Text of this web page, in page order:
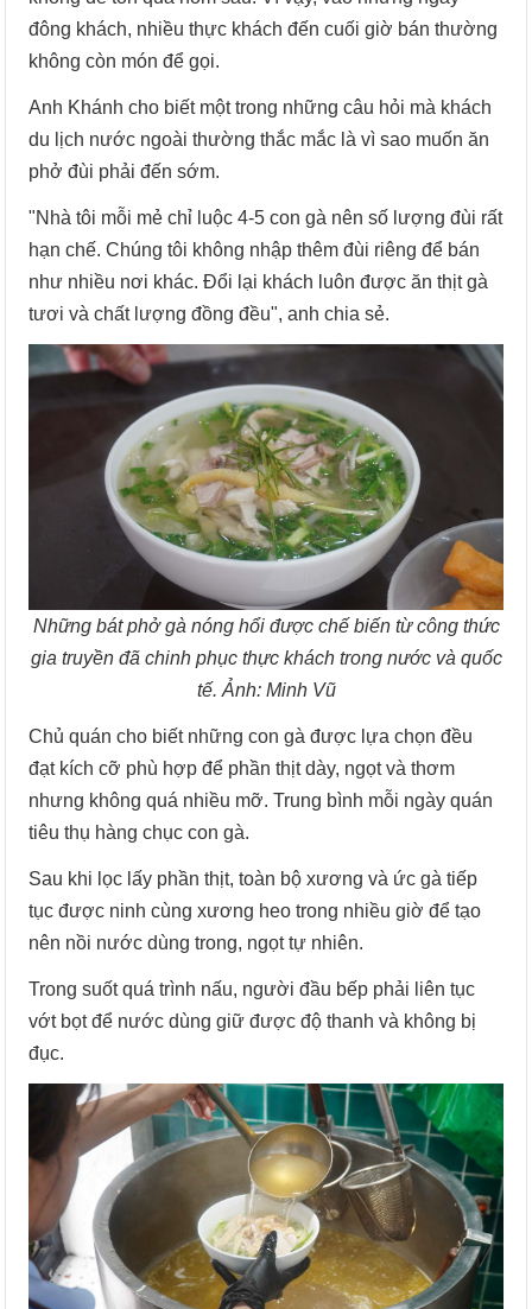
đông khách, nhiều thực khách đến cuối giờ bán thường
không còn món để gọi.
Anh Khánh cho biết một trong những câu hỏi mà khách
du lịch nước ngoài thường thắc mắc là vì sao muốn ăn
phở đùi phải đến sớm.
"Nhà tôi mỗi mẻ chỉ luộc 4-5 con gà nên số lượng đùi rất
hạn chế. Chúng tôi không nhập thêm đùi riêng để bán
như nhiều nơi khác. Đổi lại khách luôn được ăn thịt gà
tươi và chất lượng đồng đều", anh chia sẻ.
Những bát phở gà nóng hổi được chế biến từ công thức
gia truyền đã chinh phục thực khách trong nước và quốc
tế. Ảnh: Minh Vũ
Chủ quán cho biết những con gà được lựa chọn đều
đạt kích cỡ phù hợp để phần thịt dày, ngọt và thơm
nhưng không quá nhiều mỡ. Trung bình mỗi ngày quán
tiêu thụ hàng chục con gà.
Sau khi lọc lấy phần thịt, toàn bộ xương và ức gà tiếp
tục được ninh cùng xương heo trong nhiều giờ để tạo
nên nồi nước dùng trong, ngọt tự nhiên.
Trong suốt quá trình nấu, người đầu bếp phải liên tục
vớt bọt để nước dùng giữ được độ thanh và không bị
đục.